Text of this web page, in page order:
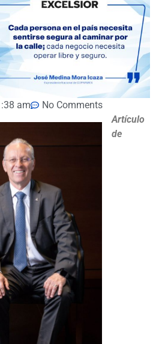
am
No Comments
Artículo
de